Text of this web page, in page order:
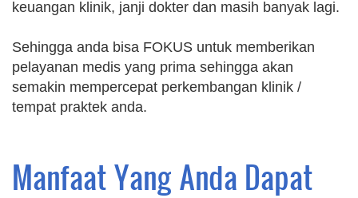
keuangan klinik, janji dokter dan masih banyak lagi.
Sehingga anda bisa FOKUS untuk memberikan
pelayanan medis yang prima sehingga akan
semakin mempercepat perkembangan klinik /
tempat praktek anda.
Manfaat Yang Anda Dapat